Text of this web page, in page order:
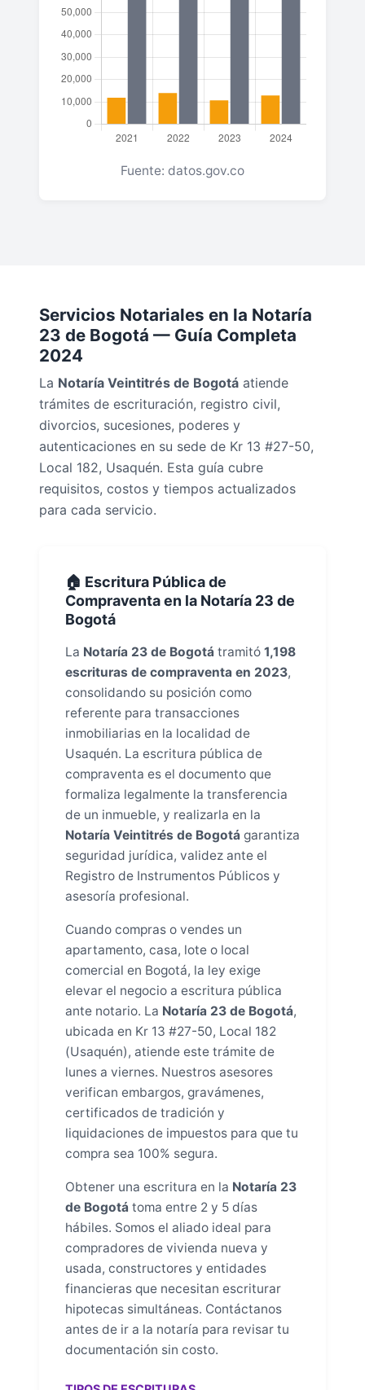
Fuente: datos.gov.co
Servicios Notariales en la Notaría
23 de Bogotá — Guía Completa
2024
La Notaría Veintitrés de Bogotá atiende
trámites de escrituración, registro civil,
divorcios, sucesiones, poderes y
autenticaciones en su sede de Kr 13 #27-50,
Local 182, Usaquén. Esta guía cubre
requisitos, costos y tiempos actualizados
para cada servicio.
🏠 Escritura Pública de
Compraventa en la Notaría 23 de
Bogotá
La Notaría 23 de Bogotá tramitó 1,198
escrituras de compraventa en 2023,
consolidando su posición como
referente para transacciones
inmobiliarias en la localidad de
Usaquén. La escritura pública de
compraventa es el documento que
formaliza legalmente la transferencia
de un inmueble, y realizarla en la
Notaría Veintitrés de Bogotá garantiza
seguridad jurídica, validez ante el
Registro de Instrumentos Públicos y
asesoría profesional.
Cuando compras o vendes un
apartamento, casa, lote o local
comercial en Bogotá, la ley exige
elevar el negocio a escritura pública
ante notario. La Notaría 23 de Bogotá,
ubicada en Kr 13 #27-50, Local 182
(Usaquén), atiende este trámite de
lunes a viernes. Nuestros asesores
verifican embargos, gravámenes,
certificados de tradición y
liquidaciones de impuestos para que tu
compra sea 100% segura.
Obtener una escritura en la Notaría 23
de Bogotá toma entre 2 y 5 días
hábiles. Somos el aliado ideal para
compradores de vivienda nueva y
usada, constructores y entidades
financieras que necesitan escriturar
hipotecas simultáneas. Contáctanos
antes de ir a la notaría para revisar tu
documentación sin costo.